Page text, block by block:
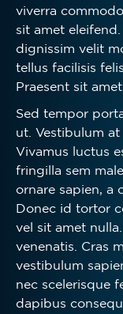
viverra
sit amet
dignissim velit
tellus facilisis
Praesent sit
Sed tempor
ut. Vestibulum at
Vivamus luctus
fringilla sem
ornare sapien, a
Donec id tortor
vel sit amet
venenatis. Cras
vestibulum
nec scelerisque
dapibus